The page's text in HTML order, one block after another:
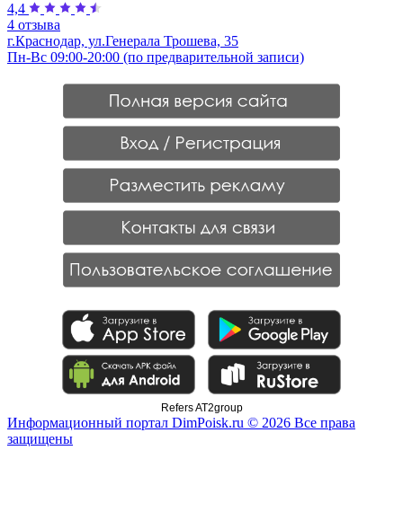
4,4
4 отзыва
г.Краснодар, ул.Генерала Трошева, 35
Пн-Вс 09:00-20:00 (по предварительной записи)
Refers AT2group
Информационный портал DimPoisk.ru © 2026 Все права
защищены